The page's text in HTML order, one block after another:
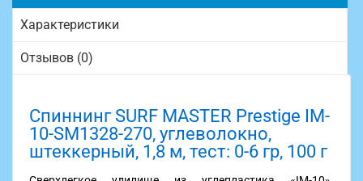
Характеристики
Отзывов (0)
Спиннинг SURF MASTER Prestige IM-
10-SM1328-270, углеволокно,
штеккерный, 1,8 м, тест: 0-6 гр, 100 г